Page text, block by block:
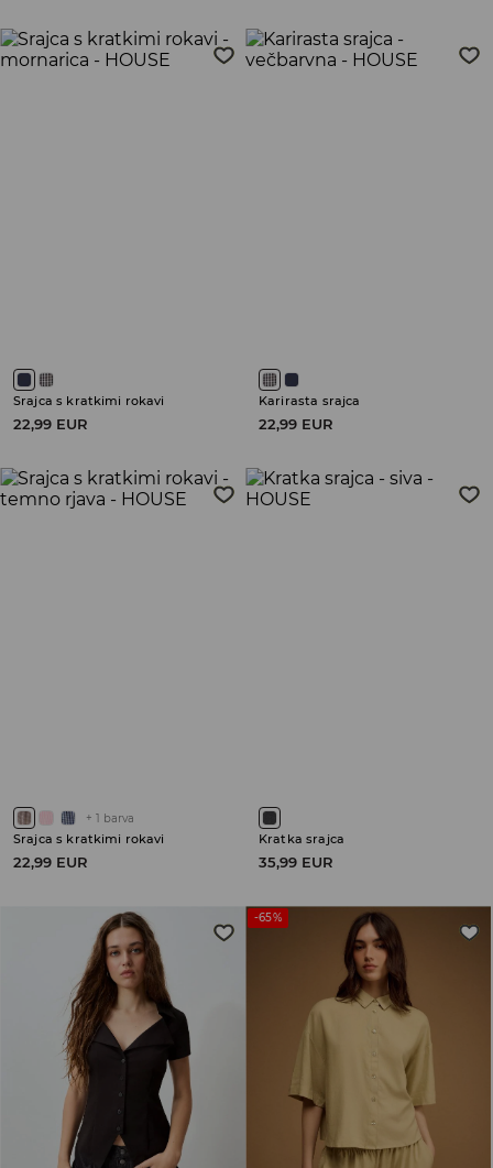
Srajca s kratkimi rokavi
22,99 EUR
Karirasta srajca
22,99 EUR
+ 1 barva
Srajca s kratkimi rokavi
22,99 EUR
Kratka srajca
35,99 EUR
-65%